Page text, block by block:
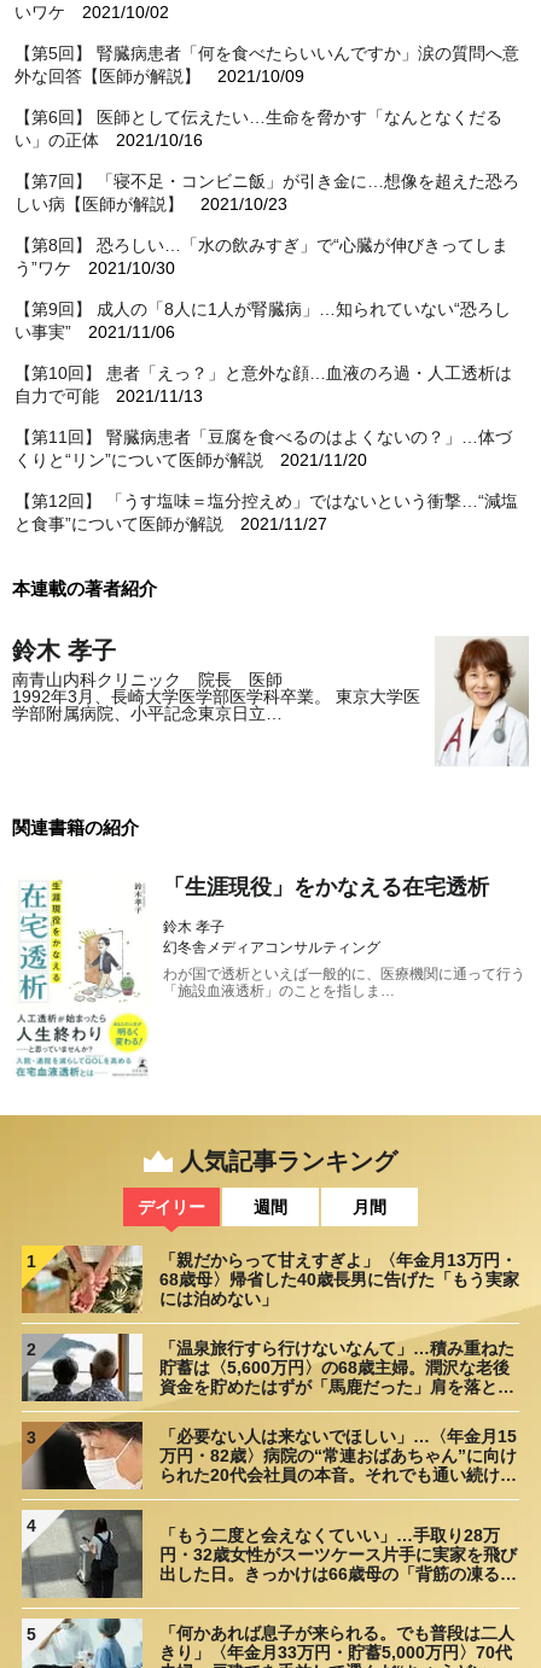
いワケ 2021/10/02
【第5回】 腎臓病患者「何を食べたらいいんですか」涙の質問へ意
外な回答【医師が解説】
2021/10/09
【第6回】 医師として伝えたい…生命を脅かす「なんとなくだる
い」の正体 2021/10/16
【第7回】 「寝不足・コンビニ飯」が引き金に…想像を超えた恐ろ
しい病【医師が解説】
2021/10/23
【第8回】 恐ろしい…「水の飲みすぎ」で“心臓が伸びきってしま
う”ワケ 2021/10/30
【第9回】 成人の「8人に1人が腎臓病」…知られていない“恐ろし
い事実” 2021/11/06
【第10回】 患者「えっ？」と意外な顔…血液のろ過・人工透析は
自力で可能 2021/11/13
【第11回】 腎臓病患者「豆腐を食べるのはよくないの？」…体づ
くりと“リン”について医師が解説
2021/11/20
【第12回】 「うす塩味＝塩分控えめ」ではないという衝撃…“減塩
と食事”について医師が解説
2021/11/27
本連載の著者紹介
鈴木 孝子
南青山内科クリニック 院長 医師
1992年3月、長崎大学医学部医学科卒業。 東京大学医
学部附属病院、小平記念東京日立…
関連書籍の紹介
「生涯現役」をかなえる在宅透析
鈴木 孝子
幻冬舎メディアコンサルティング
わが国で透析といえば一般的に、医療機関に通って行う
「施設血液透析」のことを指しま…
人気記事ランキング
デイリー 週間 月間
1
「親だからって甘えすぎよ」〈年金月13万円・
68歳母〉帰省した40歳長男に告げた「もう実家
には泊めない」
2
「温泉旅行すら行けないなんて」…積み重ねた
貯蓄は〈5,600万円〉の68歳主婦。潤沢な老後
資金を貯めたはずが「馬鹿だった」肩を落とす
理由
3
「必要ない人は来ないでほしい」…〈年金月15
万円・82歳〉病院の“常連おばあちゃん”に向け
られた20代会社員の本音。それでも通い続ける
理由
4
「もう二度と会えなくていい」…手取り28万
円・32歳女性がスーツケース片手に実家を飛び
出した日。きっかけは66歳母の「背筋の凍る一
5
「何かあれば息子が来られる。でも普段は二人
きり」〈年金月33万円・貯蓄5,000万円〉70代